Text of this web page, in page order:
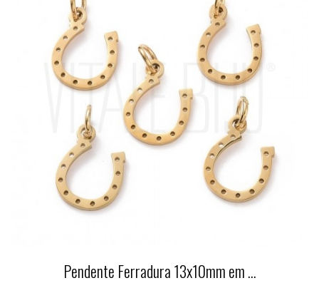
Pendente Ferradura 13x10mm em ...